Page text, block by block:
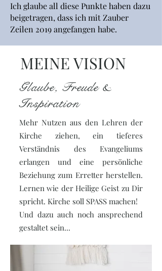
Ich glaube all diese Punkte haben dazu
beigetragen, dass ich mit Zauber
Zeilen 2019 angefangen habe.
MEINE VISION
Glaube, Freude &
Inspiration
Mehr Nutzen aus den Lehren der
Kirche ziehen, ein tieferes
Verständnis des Evangeliums
erlangen und eine persönliche
Beziehung zum Erretter herstellen.
Lernen wie der Heilige Geist zu Dir
spricht. Kirche soll SPASS machen!
Und dazu auch noch ansprechend
gestaltet sein...